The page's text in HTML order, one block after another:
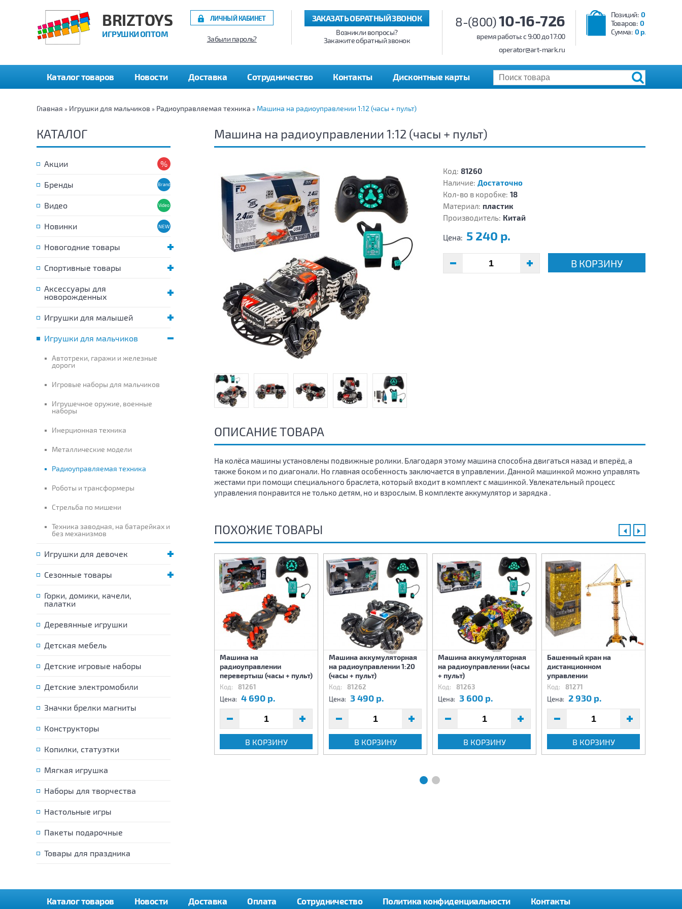
BRIZTOYS
ИГРУШКИ ОПТОМ
Позиций: 0
Товаров: 0
Сумма: 0 р.
8-(800)10-16-726
время работы: c 9:00 до 17:00
operator@art-mark.ru
ЗАКАЗАТЬ ОБРАТНЫЙ ЗВОНОК
Возникли вопросы?
Закажите обратный звонок
ЛИЧНЫЙ КАБИНЕТ
Забыли пароль?
Каталог товаров Новости Доставка Сотрудничество Контакты Дисконтные карты
Главная » Игрушки для мальчиков » Радиоуправляемая техника » Машина на радиоуправлении 1:12 (часы + пульт)
КАТАЛОГ
Акции
Бренды
Видео
Новинки
Новогодние товары
Спортивные товары
Аксессуары для
новорожденных
Игрушки для малышей
Игрушки для мальчиков
Автотреки, гаражи и железные
дороги
Игровые наборы для мальчиков
Игрушечное оружие, военные
наборы
Инерционная техника
Металлические модели
Радиоуправляемая техника
Роботы и трансформеры
Стрельба по мишени
Техника заводная, на батарейках и
без механизмов
Игрушки для девочек
Сезонные товары
Горки, домики, качели,
палатки
Деревянные игрушки
Детская мебель
Детские игровые наборы
Детские электромобили
Значки брелки магниты
Конструкторы
Копилки, статуэтки
Мягкая игрушка
Наборы для творчества
Настольные игры
Пакеты подарочные
Товары для праздника
Машина на радиоуправлении 1:12 (часы + пульт)
Код: 81260
Наличие: Достаточно
Кол-во в коробке: 18
Материал: пластик
Производитель: Китай
Цена: 5 240 р.
В КОРЗИНУ
ОПИСАНИЕ ТОВАРА
На колёса машины установлены подвижные ролики. Благодаря этому машина способна двигаться назад и вперёд, а
также боком и по диагонали. Но главная особенность заключается в управлении. Данной машинкой можно управлять
жестами при помощи специального браслета, который входит в комплект с машинкой. Увлекательный процесс
управления понравится не только детям, но и взрослым. В комплекте аккумулятор и зарядка .
ПОХОЖИЕ ТОВАРЫ
Машина на
радиоуправлении
81464
Машина на
радиоуправлении
Код: 81465
Машина на
радиоуправлении
перевертыш (часы + пульт)
Код: 81261
Цена: 4 690 р.
В КОРЗИНУ
Машина аккумуляторная
на радиоуправлении 1:20
(часы + пульт)
Код: 81262
Цена: 3 490 р.
В КОРЗИНУ
Машина аккумуляторная
на радиоуправлении (часы
+ пульт)
Код: 81263
Цена: 3 600 р.
В КОРЗИНУ
Башенный кран на
дистанционном
управлении
Код: 81271
Цена: 2 930 р.
В КОРЗИНУ
Каталог товаров Новости Доставка Оплата Сотрудничество Политика конфиденциальности Контакты